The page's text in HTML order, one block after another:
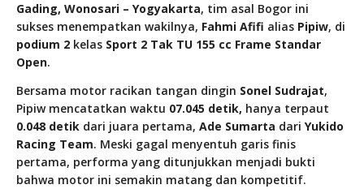
Gading, Wonosari – Yogyakarta, tim asal Bogor ini
sukses menempatkan wakilnya, Fahmi Afifi alias Pipiw, di
podium 2 kelas Sport 2 Tak TU 155 cc Frame Standar
Open.
Bersama motor racikan tangan dingin Sonel Sudrajat,
Pipiw mencatatkan waktu 07.045 detik, hanya terpaut
0.048 detik dari juara pertama, Ade Sumarta dari Yukido
Racing Team. Meski gagal menyentuh garis finis
pertama, performa yang ditunjukkan menjadi bukti
bahwa motor ini semakin matang dan kompetitif.